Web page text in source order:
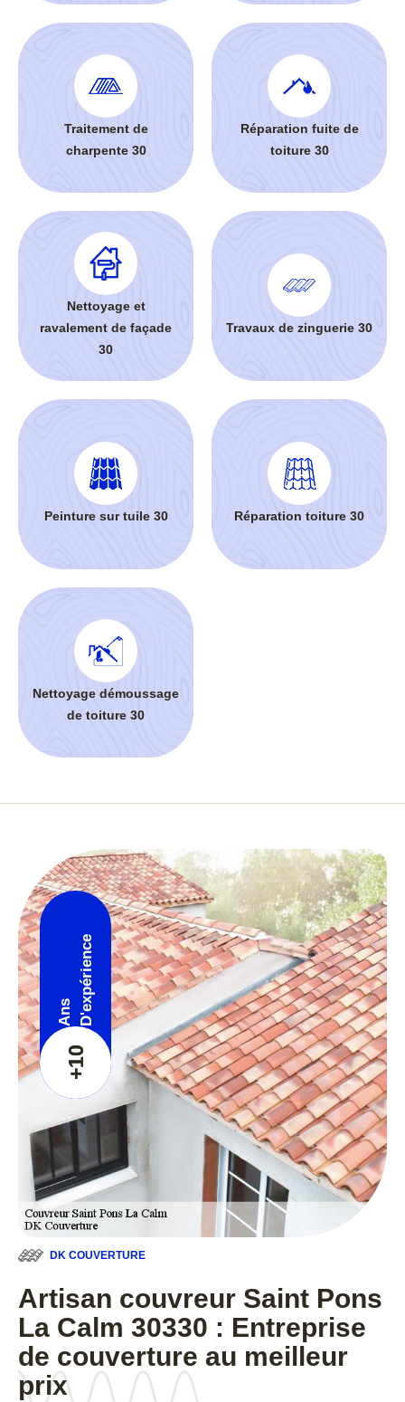
Traitement de
charpente 30
Réparation fuite de
toiture 30
Nettoyage et
ravalement de façade
30
Travaux de zinguerie 30
Peinture sur tuile 30 Réparation toiture 30
Nettoyage démoussage
de toiture 30
+10
Ans D'expérience
DK COUVERTURE
Artisan couvreur Saint Pons
La Calm 30330 : Entreprise
de couverture au meilleur
prix